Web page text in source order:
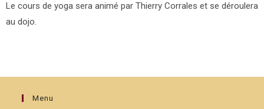
Le cours de yoga sera animé par Thierry Corrales et se déroulera
au dojo.
Menu